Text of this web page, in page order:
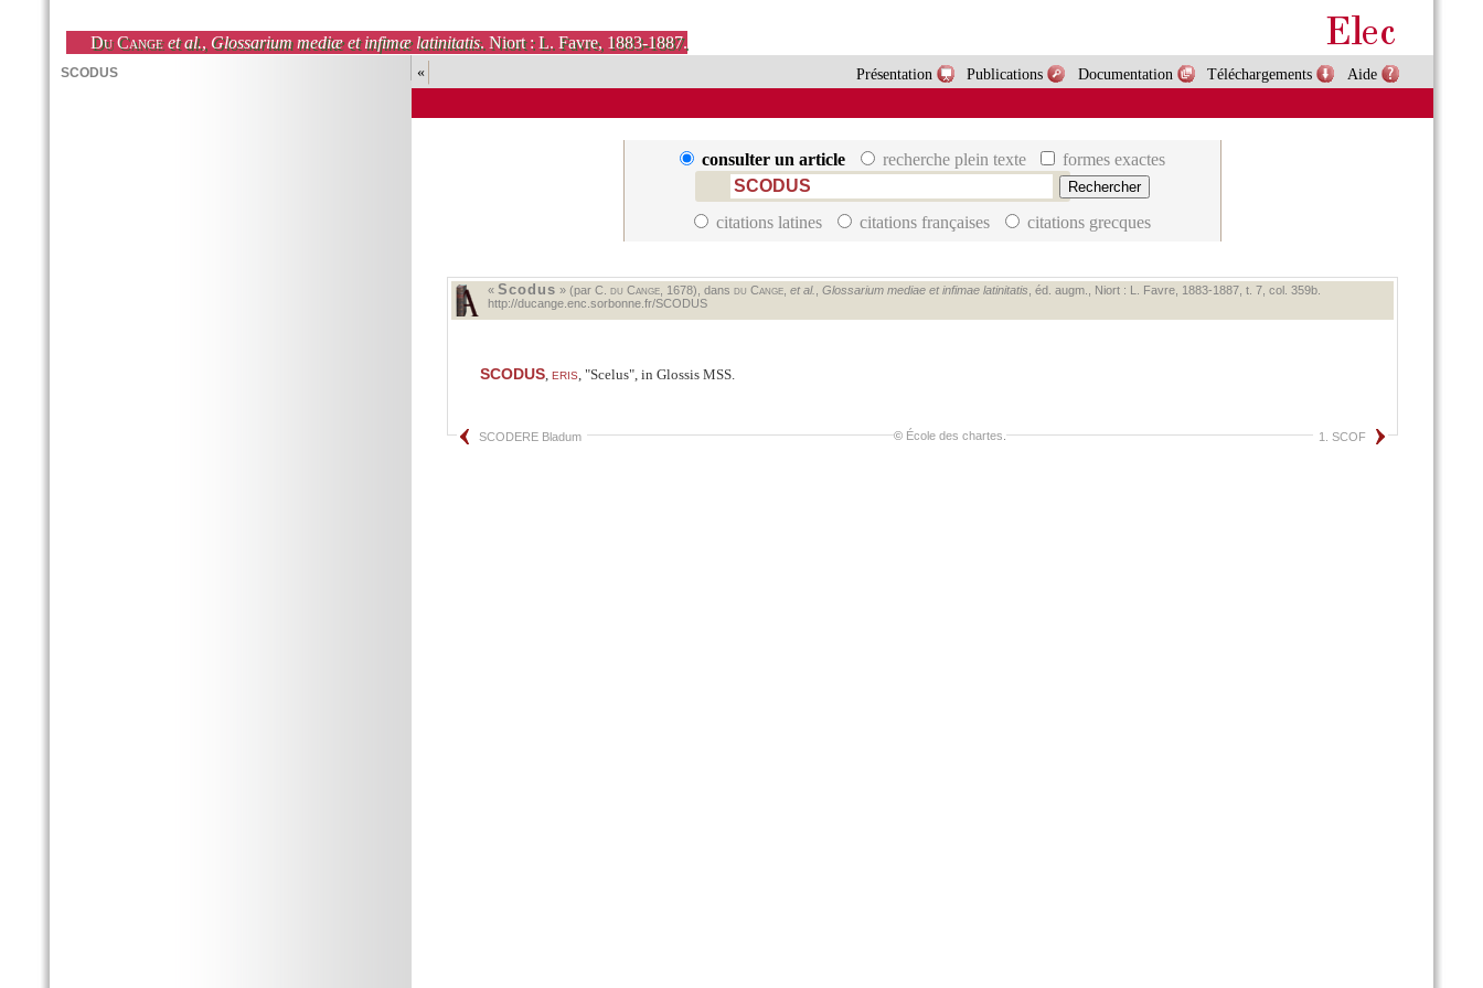
Du Cange et al., Glossarium mediæ et infimæ latinitatis. Niort : L. Favre, 1883-1887.
« Aide
Téléchargements
Documentation
Publications
Présentation
consulter un article recherche plein texte formes exactes
citations latines citations françaises citations grecques
« Scodus » (par C. du Cange, 1678), dans du Cange, et al. Glossarium mediae et infimae latinitatis , éd. augm., Niort : L. Favre, 1883‑1887, t. 7, col. 359b.
http://ducange.enc.sorbonne.fr/SCODUS
SCODUS, eris, Scelus , in Glossis MSS.
SCODERE Bladum 1. SCOF
© École des chartes